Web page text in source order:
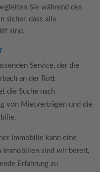
Sie während des
sicher, dass alle
sind.
Service, der die
an der Rott
die Suche nach
von Mietverträgen und die
Immobilie kann eine
Immobilien sind wir bereit,
Erfahrung zu